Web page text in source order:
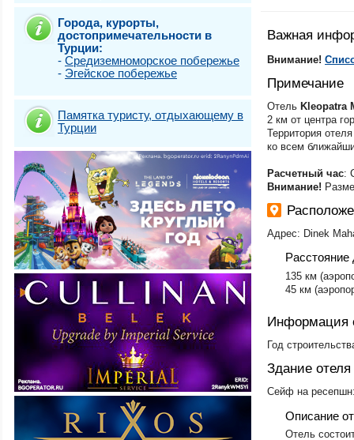
Города, курорты,
достопримечательности в
Турции:
- Средиземноморское побережье
- Эгейское побережье
Памятка туристу, отдыхающему в
Турции
Стамбул)
Турунч
Важная
Внимание!
Примечание
Отель Kleopatra
2 км от центра
Территория
ко всем
Расчетный час:
Внимание!
Адрес: Dinek
Расстояние
135 км
45 км
Информация
Год
Здание отеля
Сейф на
Описание
​Отель